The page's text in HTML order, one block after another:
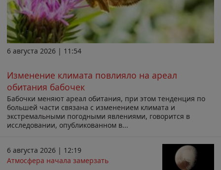
6 августа 2026 | 11:54
Изменение климата повлияло на ареал
обитания бабочек
Бабочки меняют ареал обитания, при этом тенденция по
большей части связана с изменением климата и
экстремальными погодными явлениями, говорится в
исследовании, опубликованном в...
6 августа 2026 | 12:19
Атмосфера начала замерзать